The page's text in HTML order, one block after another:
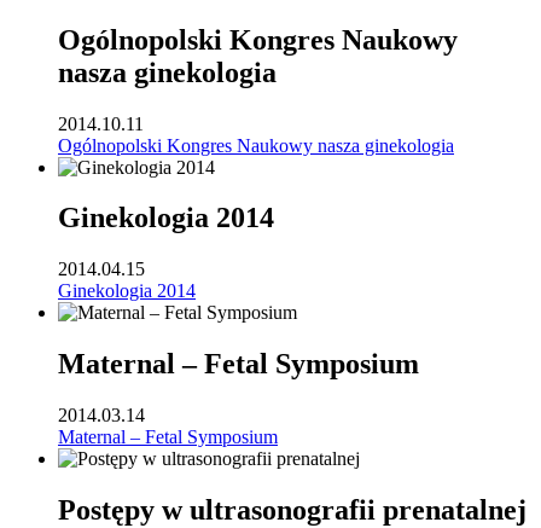
Ogólnopolski Kongres Naukowy
nasza ginekologia
2014.10.11
Ogólnopolski Kongres Naukowy nasza ginekologia
Ginekologia 2014
2014.04.15
Ginekologia 2014
Maternal – Fetal Symposium
2014.03.14
Maternal – Fetal Symposium
Postępy w ultrasonografii prenatalnej